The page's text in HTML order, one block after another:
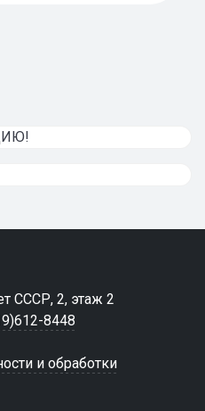
СССР, 2, этаж 2
8448
и обработки